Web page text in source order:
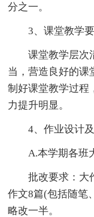
分之一。
3、课堂教学要
课堂教学层次
当，营造良好的课
制好课堂教学过程
力提升明显。
4、作业设计
A.本学期各班
批改要求：大
作文8篇(包括随笔
略改一半。